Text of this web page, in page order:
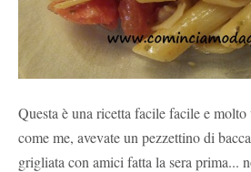
Questa è una ricetta facile facile e molto
come me, avevate un pezzettino di
grigliata con amici fatta la sera prima...